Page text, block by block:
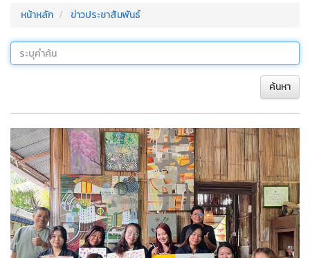
หน้าหลัก ข่าวประชาสัมพันธ์
ค้นหา